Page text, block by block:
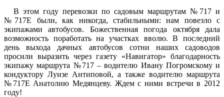
В этом году перевозки по садовым маршрутам №717 и
№717Е были, как никогда, стабильными: нам повезло с
экипажами автобусов. Божественная погода октября дала
возможность поработать на участках вволю. В последний
день выхода дачных автобусов сотни наших садоводов
просили выразить через газету «Навигатор» благодарность
экипажу маршрута №717 – водителю Ивану Погромскому и
кондуктору Луизе Антиповой, а также водителю маршрута
№717Е Анатолию Медянцеву. Ждем с ними встречи в 2012
году!